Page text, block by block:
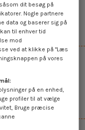
pris
dit besøg på
Nogle partnere
data og baserer sig på
til enhver tid
mod
ved at klikke på "Læs
på vores
på en enhed,
profiler til at vælge
Bruge præcise